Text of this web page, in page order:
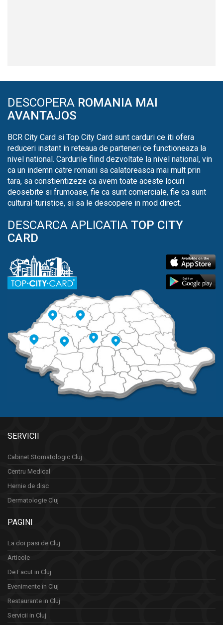
DESCOPERA ROMANIA MAI
AVANTAJOS
BCR City Card si Top City Card sunt carduri ce iti ofera
reduceri instant in reteaua de parteneri ce functioneaza la
nivel national. Cardurile fiind dezvoltate la nivel national, vin
ca un indemn catre romani sa calatoreasca mai mult prin
tara, sa constientizeze ca avem toate aceste locuri
deosebite si frumoase, fie ca sunt comerciale, fie ca sunt
cultural-turistice, si sa le descopere in mod direct.
DESCARCA APLICATIA TOP CITY
CARD
SERVICII
Cabinet Stomatologic Cluj
Centru Medical
Hernie de disc
Dermatologie Cluj
PAGINI
La doi pasi de Cluj
Articole
De Facut in Cluj
Evenimente în Cluj
Restaurante in Cluj
Servicii in Cluj